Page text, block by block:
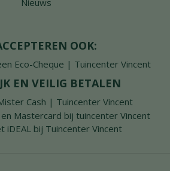
Nieuws
OOK:
EN VEILIG BETALEN